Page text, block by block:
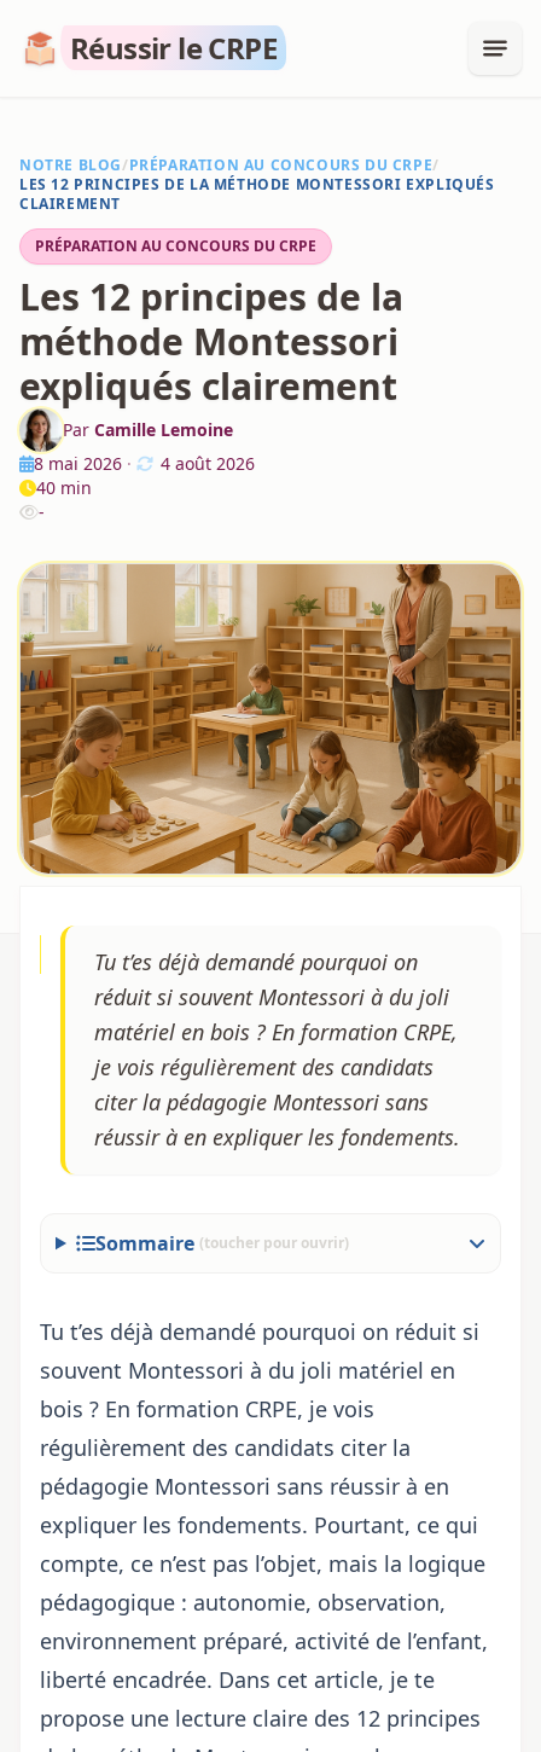
Réussir le CRPE
NOTRE BLOG/PRÉPARATION AU CONCOURS DU CRPE/
LES 12 PRINCIPES DE LA MÉTHODE MONTESSORI EXPLIQUÉS
CLAIREMENT
PRÉPARATION AU CONCOURS DU CRPE
Les 12 principes de la
méthode Montessori
expliqués clairement
Par Camille Lemoine
8 mai 2026 ·
4 août 2026
40 min
-
Tu t’es déjà demandé pourquoi on
réduit si souvent Montessori à du joli
matériel en bois ? En formation CRPE,
je vois régulièrement des candidats
citer la pédagogie Montessori sans
réussir à en expliquer les fondements.
Sommaire (toucher pour ouvrir)
Tu t’es déjà demandé pourquoi on réduit si
souvent Montessori à du joli matériel en
bois ? En formation CRPE, je vois
régulièrement des candidats citer la
pédagogie Montessori sans réussir à en
expliquer les fondements. Pourtant, ce qui
compte, ce n’est pas l’objet, mais la logique
pédagogique : autonomie, observation,
environnement préparé, activité de l’enfant,
liberté encadrée. Dans cet article, je te
propose une lecture claire des 12 principes